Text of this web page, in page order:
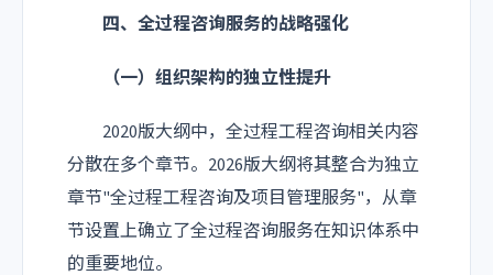
四、全过程咨询服务的战略强化
（一）组织架构的独立性提升
2020版大纲中，全过程工程咨询相关内容
分散在多个章节。2026版大纲将其整合为独立
章节"全过程工程咨询及项目管理服务"，从章
节设置上确立了全过程咨询服务在知识体系中
的重要地位。